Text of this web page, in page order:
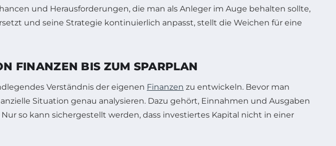
und Herausforderungen, die man als Anleger im Auge behalten sollte,
und seine Strategie kontinuierlich anpasst, stellt die Weichen für eine
FINANZEN BIS ZUM SPARPLAN
Verständnis der eigenen Finanzen zu entwickeln. Bevor man
Situation genau analysieren. Dazu gehört, Einnahmen und Ausgaben
so kann sichergestellt werden, dass investiertes Kapital nicht in einer